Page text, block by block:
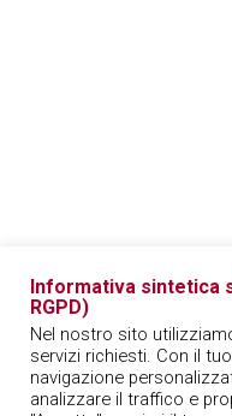
Informativa sintetica
RGPD)
Nel nostro sito
servizi richiesti. Con il
navigazione
analizzare il traffico e